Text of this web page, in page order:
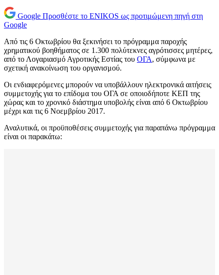
Google Προσθέστε το ENIKOS ως προτιμώμενη πηγή στη
Google
Από τις 6 Οκτωβρίου θα ξεκινήσει το πρόγραμμα παροχής
χρηματικού βοηθήματος σε 1.300 πολύτεκνες αγρότισσες μητέρες,
από το Λογαριασμό Αγροτικής Εστίας του ΟΓΑ, σύμφωνα με
σχετική ανακοίνωση του οργανισμού.
Οι ενδιαφερόμενες μπορούν να υποβάλλουν ηλεκτρονικά αιτήσεις
συμμετοχής για το επίδομα του ΟΓΑ σε οποιοδήποτε ΚΕΠ της
χώρας και το χρονικό διάστημα υποβολής είναι από 6 Οκτωβρίου
μέχρι και τις 6 Νοεμβρίου 2017.
Αναλυτικά, οι προϋποθέσεις συμμετοχής για παραπάνω πρόγραμμα
είναι οι παρακάτω: